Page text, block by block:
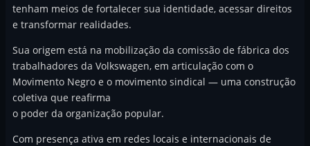
tenham meios de fortalecer sua identidade, acessar direitos
e transformar realidades.
Sua origem está na mobilização da comissão de fábrica dos
trabalhadores da Volkswagen, em articulação com o
Movimento Negro e o movimento sindical — uma construção
coletiva que reafirma
o poder da organização popular.
Com presença ativa em redes locais e internacionais de